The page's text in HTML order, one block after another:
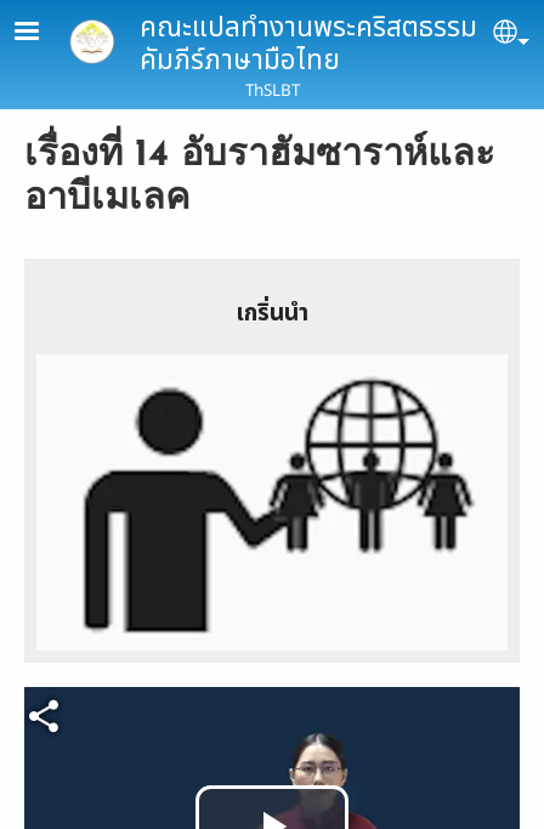
Skip to main contentคณะแปลทำงานพระคริสตธรรม
คัมภีร์ภาษามือไทย
ThSLBT
เรื่องที่ 14 อับราฮัมซาราห์และ
อาบีเมเลค
เกริ่นนำ
Video file